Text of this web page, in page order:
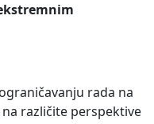
rada na
različite perspektive